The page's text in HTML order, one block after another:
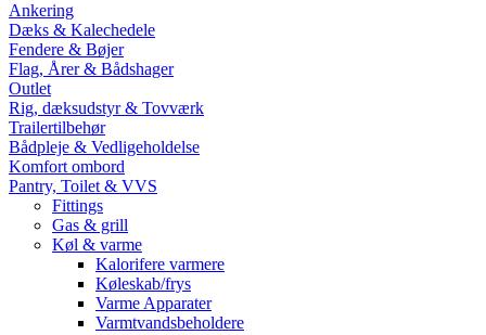
Ankering
Dæks & Kalechedele
Fendere & Bøjer
Flag, Årer & Bådshager
Outlet
Rig, dæksudstyr & Tovværk
Trailertilbehør
Bådpleje & Vedligeholdelse
Komfort ombord
Pantry, Toilet & VVS
Fittings
Gas & grill
Køl & varme
Kalorifere varmere
Køleskab/frys
Varme Apparater
Varmtvandsbeholdere